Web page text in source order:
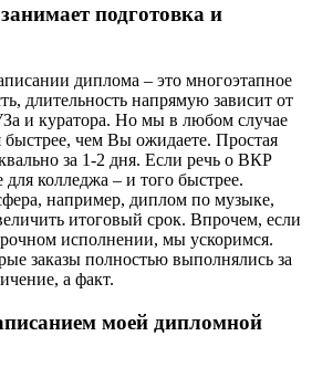
подготовка и
диплома – это многоэтапное
длительность напрямую зависит от
и куратора. Но мы в любом случае
быстрее, чем Вы ожидаете. Простая
за 1-2 дня. Если речь о ВКР
колледжа – и того быстрее.
например, диплом по музыке,
итоговый срок. Впрочем, если
исполнении, мы ускоримся.
заказы полностью выполнялись за
а факт.
моей дипломной